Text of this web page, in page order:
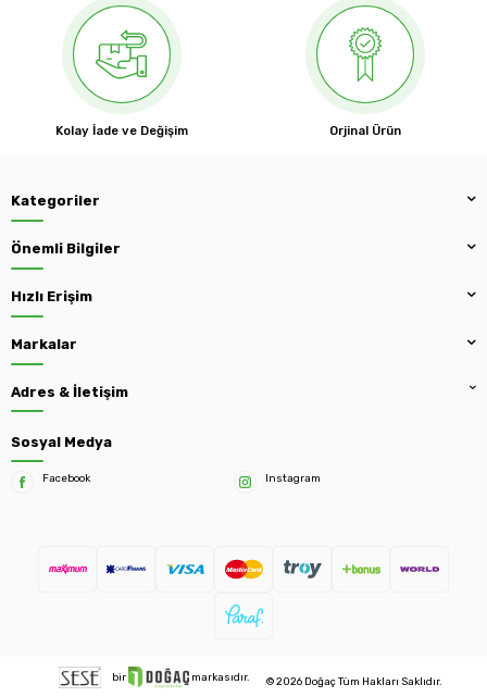
Kolay İade ve Değişim Orjinal Ürün
Kategoriler
Önemli Bilgiler
Hızlı Erişim
Markalar
Adres & İletişim
Sosyal Medya
Facebook Instagram
bir markasıdır. © 2026 Doğaç Tüm Hakları Saklıdır.